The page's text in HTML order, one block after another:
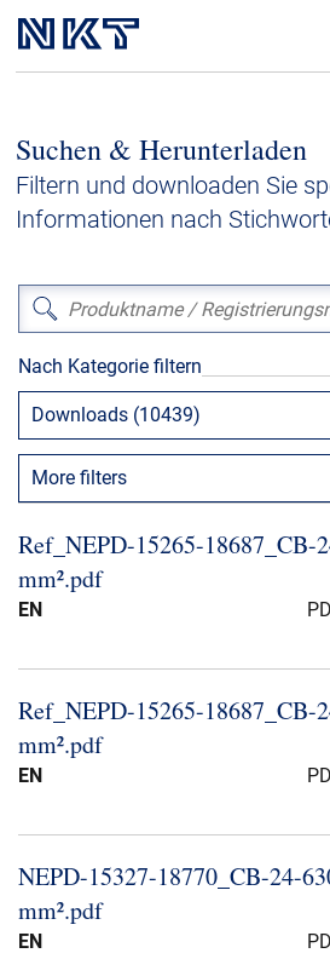
Hochspannung
Kabelservice
Niederspannung
Kabelgarnituren
Referenzen
Downloads
Presse & Events
Über uns
Unsere Geschichte
Produktion
Karriere
Einkauf
Suchen & Herunterladen
Filtern und downloaden Sie
Informationen nach
Nach Kategorie filtern
Downloads (10439)
More filters
Ref_​NEPD-​15265-​18687_​CB-​
mm².​pdf
EN
Ref_​NEPD-​15265-​18687_​CB-​
mm².​pdf
EN
NEPD-​15327-​18770_​CB-​24-​
mm².​pdf
EN